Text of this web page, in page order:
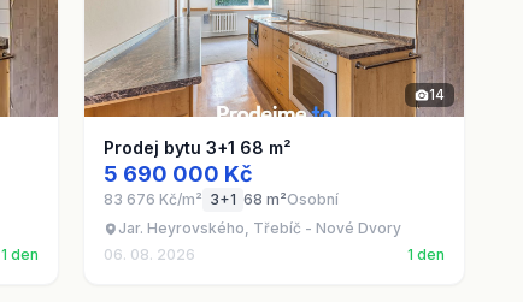
1 den
14
Prodej bytu 3+1 68 m²
5 690 000 Kč
83 676 Kč/m² 3+1 68 m²Osobní
Jar. Heyrovského, Třebíč - Nové Dvory
06. 08. 2026
1 den